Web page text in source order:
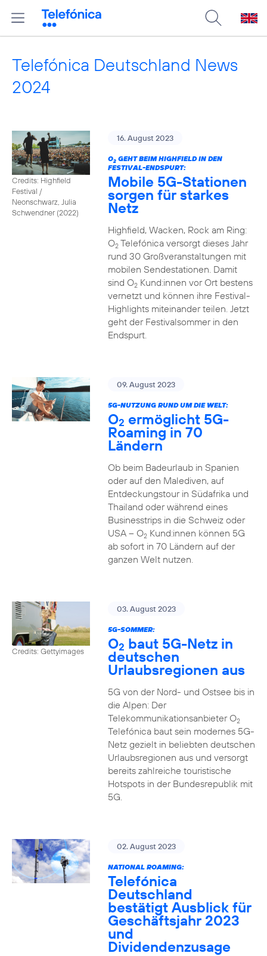
Telefónica Deutschland News
2024
Credits: Highfield
Festival /
Neonschwarz, Julia
Schwendner (2022)
16. August 2023
O2GEHT BEIM HIGHFIELD IN DEN
FESTIVAL-ENDSPURT:
Mobile 5G-Stationen
sorgen für starkes
Netz
Highfield, Wacken, Rock am Ring:
O2Telefónica versorgt dieses Jahr
rund 30 Großveranstaltungen mit
mobilen Sendestationen. Damit
sind O2Kund:innen vor Ort bestens
vernetzt und können ihre Festival-
Highlights miteinander teilen. Jetzt
geht der Festivalsommer in den
Endspurt.
09. August 2023
5G-NUTZUNG RUND UM DIE WELT:
O2 ermöglicht 5G-
Roaming in 70
Ländern
Ob beim Badeurlaub in Spanien
oder auf den Malediven, auf
Entdeckungstour in Südafrika und
Thailand oder während eines
Businesstrips in die Schweiz oder
USA – O2Kund:innen können 5G
ab sofort in 70 Ländern auf der
ganzen Welt nutzen.
Credits: Gettyimages
03. August 2023
5G-SOMMER:
O2 baut 5G-Netz in
deutschen
Urlaubsregionen aus
5G von der Nord- und Ostsee bis in
die Alpen: Der
Telekommunikationsanbieter O2
Telefónica baut sein modernes 5G-
Netz gezielt in beliebten deutschen
Urlaubsregionen aus und versorgt
bereits zahlreiche touristische
Hotspots in der Bundesrepublik mit
5G.
02. August 2023
NATIONAL ROAMING:
Telefónica
Deutschland
bestätigt Ausblick für
Geschäftsjahr 2023
und
Dividendenzusage